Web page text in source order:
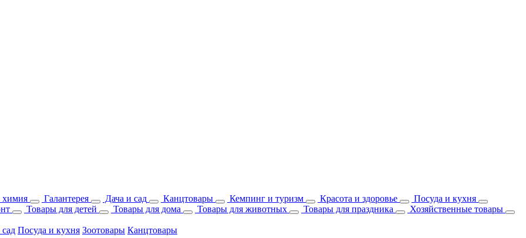
химия Галантерея Дача и сад Канцтовары Кемпинг и туризм Красота и здоровье
Посуда и кухня
Товары для детей Товары для дома Товары для животных Товары для праздника Хозяйственные товары
Посуда и кухня Зоотовары Канцтовары